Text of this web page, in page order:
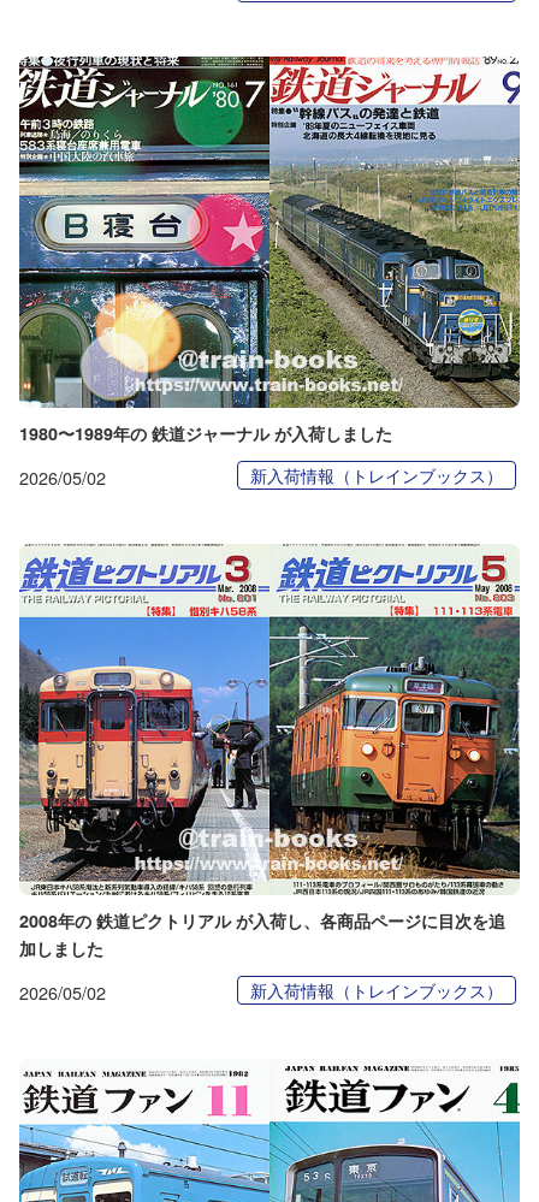
1980〜1989年の 鉄道ジャーナル が入荷しました
2026/05/02 新入荷情報（トレインブックス）
2008年の 鉄道ピクトリアル が入荷し、各商品ページに目次を追
加しました
2026/05/02 新入荷情報（トレインブックス）